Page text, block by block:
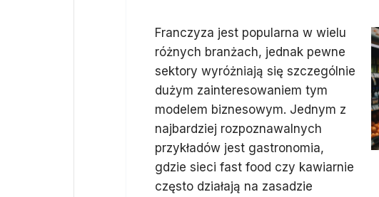
Franczyza jest popularna w wielu
różnych branżach, jednak pewne
sektory wyróżniają się szczególnie
dużym zainteresowaniem tym
modelem biznesowym. Jednym z
najbardziej rozpoznawalnych
przykładów jest gastronomia,
gdzie sieci fast food czy kawiarnie
często działają na zasadzie